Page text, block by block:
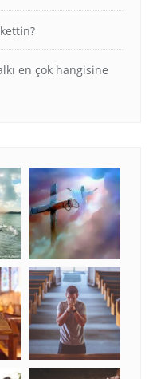
en çok hangisine